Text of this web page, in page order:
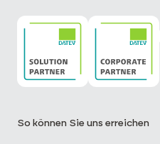
So können Sie uns erreichen